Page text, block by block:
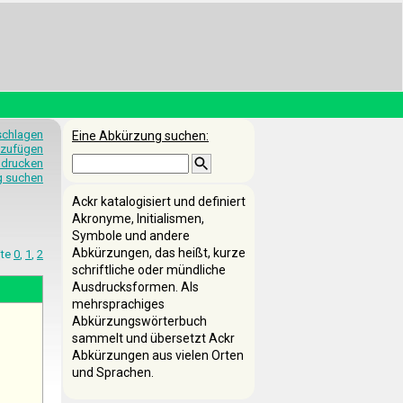
suchen
0 1 2
Eine Abkürzung suchen:
Ackr katalogisiert und definiert
Akronyme, Initialismen,
Symbole und andere
Abkürzungen, das heißt, kurze
schriftliche oder mündliche
Ausdrucksformen. Als
mehrsprachiges
Abkürzungswörterbuch
sammelt und übersetzt Ackr
Abkürzungen aus vielen Orten
und Sprachen.